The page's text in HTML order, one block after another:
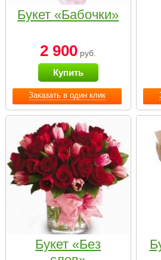
Заказать в один клик
Букет «Бабочки»
2 900 руб.
Купить
Букет «Без